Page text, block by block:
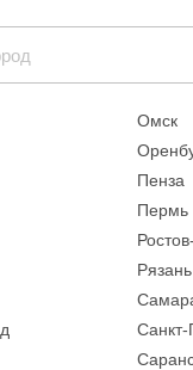
Омск
Пенза
Пермь
Рязань
Санкт-